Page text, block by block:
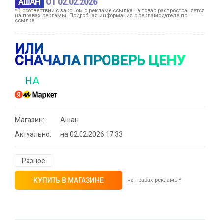
АШАН ОТ 02.02.2026
*В соотвествии с законом о рекламе ссылка на товар распространяется
на правах рекламы. Подробная информация о рекламодателе по
ссылке
ИЛИ
СНАЧАЛА ПРОВЕРЬ ЦЕНУ
НА
Магазин:
Ашан
Актуально:
на 02.02.2026 17:33
Разное
КУПИТЬ В МАГАЗИНЕ на правах рекламы*